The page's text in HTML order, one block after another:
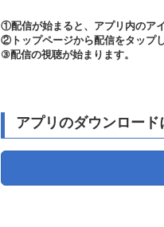
①配信が始まると、アプリ内のア
②トップページから配信をタップし
③配信の視聴が始まります。
アプリのダウンロード